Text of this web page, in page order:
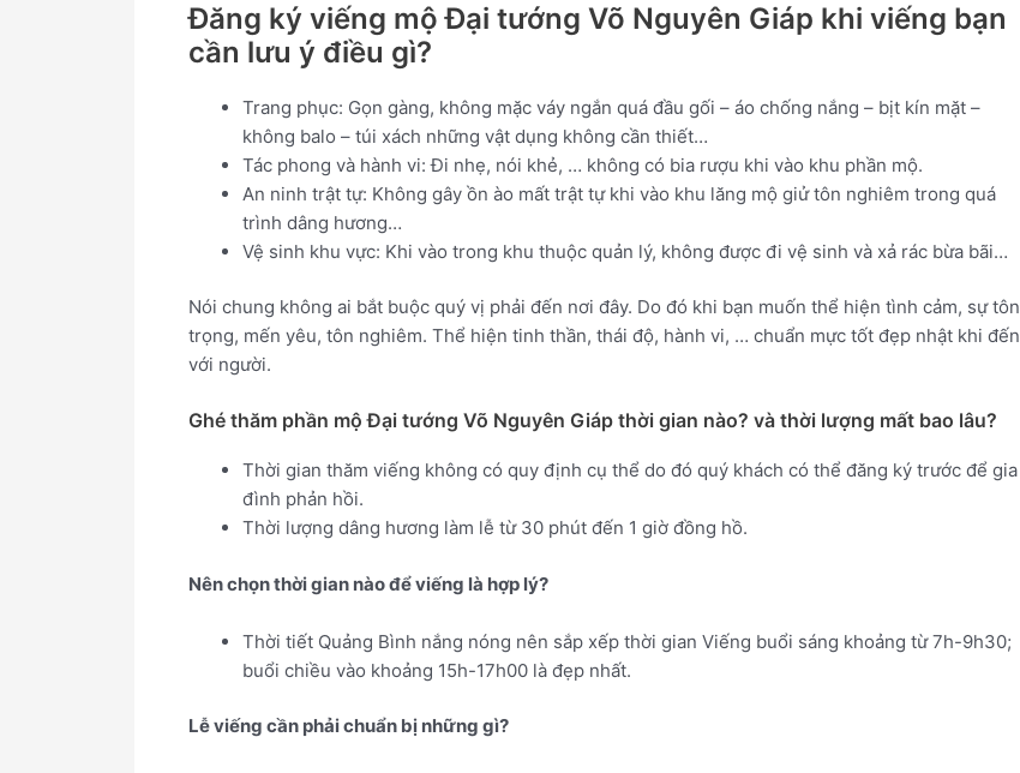
Đăng ký viếng mộ Đại tướng Võ Nguyên Giáp khi viếng bạn
cần lưu ý điều gì?
Trang phục: Gọn gàng, không mặc váy ngắn quá đầu gối – áo chống nắng – bịt kín mặt –
không balo – túi xách những vật dụng không cần thiết…
Tác phong và hành vi: Đi nhẹ, nói khẻ, … không có bia rượu khi vào khu phần mộ.
An ninh trật tự: Không gây ồn ào mất trật tự khi vào khu lăng mộ giử tôn nghiêm trong quá
trình dâng hương…
Vệ sinh khu vực: Khi vào trong khu thuộc quản lý, không được đi vệ sinh và xả rác bừa bãi…
Nói chung không ai bắt buộc quý vị phải đến nơi đây. Do đó khi bạn muốn thể hiện tình cảm, sự tôn
trọng, mến yêu, tôn nghiêm. Thể hiện tinh thần, thái độ, hành vi, … chuẩn mực tốt đẹp nhật khi đến
với người.
Ghé thăm phần mộ Đại tướng Võ Nguyên Giáp thời gian nào? và thời lượng mất bao lâu?
Thời gian thăm viếng không có quy định cụ thể do đó quý khách có thể đăng ký trước để gia
đình phản hồi.
Thời lượng dâng hương làm lễ từ 30 phút đến 1 giờ đồng hồ.
Nên chọn thời gian nào để viếng là hợp lý?
Thời tiết Quảng Bình nắng nóng nên sắp xếp thời gian Viếng buổi sáng khoảng từ 7h-9h30;
buổi chiều vào khoảng 15h-17h00 là đẹp nhất.
Lễ viếng cần phải chuẩn bị những gì?